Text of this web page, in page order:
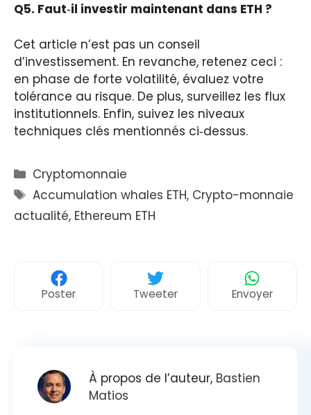
Q5. Faut‑il investir maintenant dans ETH ?
Cet article n’est pas un conseil
d’investissement. En revanche, retenez ceci :
en phase de forte volatilité, évaluez votre
tolérance au risque. De plus, surveillez les flux
institutionnels. Enfin, suivez les niveaux
techniques clés mentionnés ci‑dessus.
Catégories
Cryptomonnaie
Étiquettes
Accumulation whales ETH, Crypto-monnaie
actualité, Ethereum ETH
Poster Tweeter Envoyer
À propos de l’auteur, Bastien
Matios